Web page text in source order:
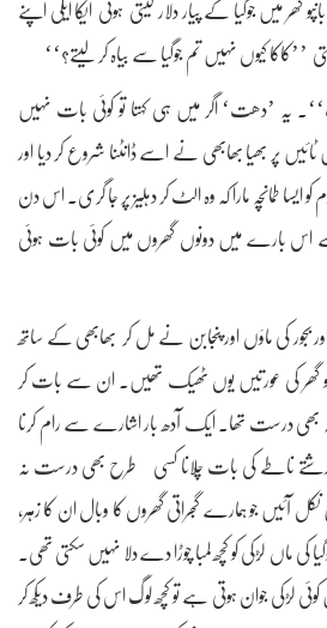
میں جوگیا کے پیار دلار لیتی ہوئی ایکا ایکی اپنے
’’کاکا کیوں نہیں تم جوگیا سے بیاہ کر لیتے؟‘‘
یہ ’دھت‘ اگر میں ہی کہتا تو کوئی بات نہیں
پر بھیا بھابھی نے اسے ڈانٹنا شروع کر دیا اور
طمانچہ مارا کہ وہ الٹ کر دہلیز پر جا گری۔ اس دن
جیسے اس بارے میں دونوں گھروں میں کوئی بات ہوئی
اور بجور کی ماؤں اور پنجابن نے مل کر بھابھی کے ساتھ
گھر کی عورتیں یوں ٹھیک تھیں۔ ان سے بات کر
بھی درست تھا۔ ایک آدھ بار اشارے سے رام کرنا
ناطے کی بات چلانا کسی طرح بھی درست نہ
آئیں جو ہمارے گجراتی گھروں کا وبال ان کا زہر،
کی ماں لڑکی کو کچھ لمبا چوڑا دے دلا نہیں سکتی تھی۔
لڑکی جوان ہوتی ہے تو کچھ لوگ اس کی طرف دیکھ کر